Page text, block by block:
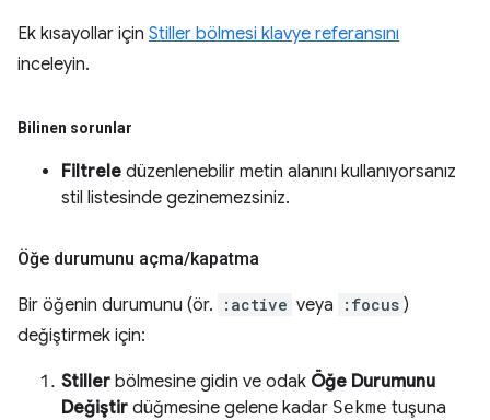
Ek kısayollar için Stiller bölmesi klavye referansını
inceleyin.
Bilinen sorunlar
Filtrele düzenlenebilir metin alanını kullanıyorsanız
stil listesinde gezinemezsiniz.
Öğe durumunu açma/kapatma
Bir öğenin durumunu (ör. :active veya :focus )
değiştirmek için:
Stiller bölmesine gidin ve odak Öğe Durumunu
Değiştir düğmesine gelene kadar Sekme tuşuna